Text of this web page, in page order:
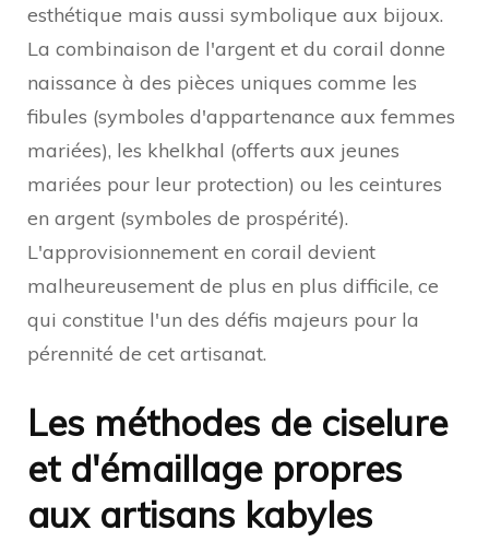
esthétique mais aussi symbolique aux bijoux.
La combinaison de l'argent et du corail donne
naissance à des pièces uniques comme les
fibules (symboles d'appartenance aux femmes
mariées), les khelkhal (offerts aux jeunes
mariées pour leur protection) ou les ceintures
en argent (symboles de prospérité).
L'approvisionnement en corail devient
malheureusement de plus en plus difficile, ce
qui constitue l'un des défis majeurs pour la
pérennité de cet artisanat.
Les méthodes de ciselure
et d'émaillage propres
aux artisans kabyles